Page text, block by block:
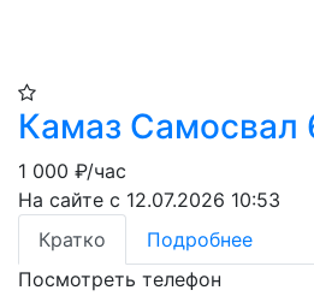
Камаз Самосвал
1 000 ₽/час
На сайте с 12.07.2026 10:53
Кратко
Подробнее
Посмотреть телефон